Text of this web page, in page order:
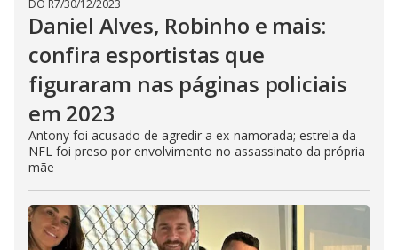
DO R7/30/12/2023
Daniel Alves, Robinho e mais:
confira esportistas que
figuraram nas páginas policiais
em 2023
Antony foi acusado de agredir a ex-namorada; estrela da
NFL foi preso por envolvimento no assassinato da própria
mãe